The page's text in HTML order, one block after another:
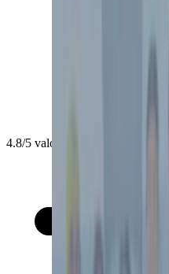
4.8/5 valoración de organizadores